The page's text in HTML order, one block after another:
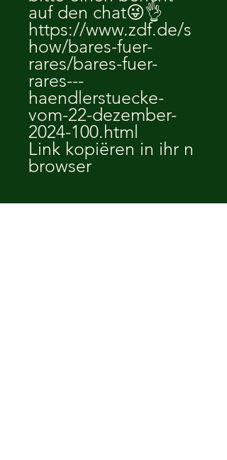
auf den chat😜👌
https://www.zdf.de/s
how/bares-fuer-
rares/bares-fuer-
rares---
haendlerstuecke-
vom-22-dezember-
2024-100.html
Link kopiëren in ihr n
browser
On YouTube !!